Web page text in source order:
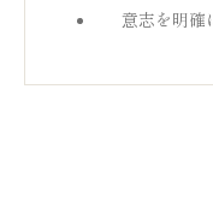
意志を明確